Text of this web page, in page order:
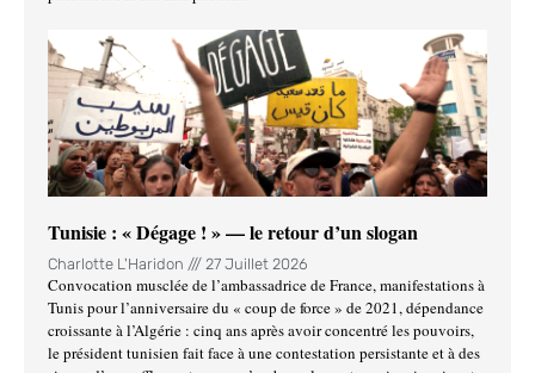
Tunisie : « Dégage ! » — le retour d’un slogan
Charlotte L'Haridon 27 Juillet 2026
Convocation musclée de l’ambassadrice de France, manifestations à
Tunis pour l’anniversaire du « coup de force » de 2021, dépendance
croissante à l’Algérie : cinq ans après avoir concentré les pouvoirs,
le président tunisien fait face à une contestation persistante et à des